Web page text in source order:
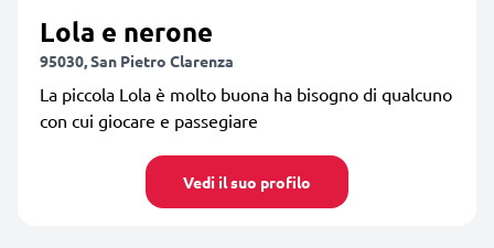
Lola e nerone
95030, San Pietro Clarenza
La piccola Lola è molto buona ha bisogno di qualcuno
con cui giocare e passegiare
Vedi il suo profilo